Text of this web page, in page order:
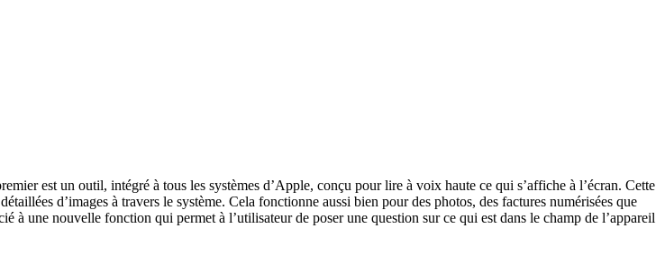
est un outil, intégré à tous les systèmes d’Apple, conçu pour lire à voix haute ce qui s’affiche à l’écran. Cette
d’images à travers le système. Cela fonctionne aussi bien pour des photos, des factures numérisées que
à une nouvelle fonction qui permet à l’utilisateur de poser une question sur ce qui est dans le champ de l’appareil